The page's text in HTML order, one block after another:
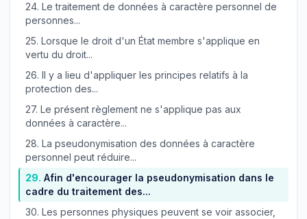
24. Le traitement de données à caractère personnel de
personnes...
25. Lorsque le droit d'un État membre s'applique en
vertu du droit...
26. Il y a lieu d'appliquer les principes relatifs à la
protection des...
27. Le présent règlement ne s'applique pas aux
données à caractère...
28. La pseudonymisation des données à caractère
personnel peut réduire...
29. Afin d'encourager la pseudonymisation dans le
cadre du traitement des...
30. Les personnes physiques peuvent se voir associer,